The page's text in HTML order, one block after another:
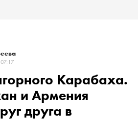
Карабаха.
и Армения
друга в